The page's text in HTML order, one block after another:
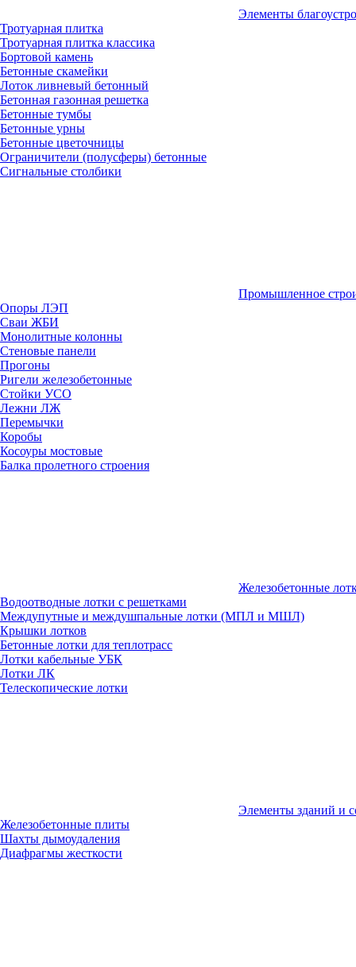
Элементы
Тротуарная плитка
Тротуарная плитка классика
Бортовой камень
Бетонные скамейки
Лоток ливневый бетонный
Бетонная газонная решетка
Бетонные тумбы
Бетонные урны
Бетонные цветочницы
Ограничители (полусферы) бетонные
Сигнальные столбики
Промышленное
Опоры ЛЭП
Сваи ЖБИ
Монолитные колонны
Стеновые панели
Прогоны
Ригели железобетонные
Стойки УСО
Лежни ЛЖ
Перемычки
Коробы
Косоуры мостовые
Балка пролетного строения
Железобетонные
Водоотводные лотки с решетками
Междупутные и междушпальные лотки (МПЛ и МШЛ)
Крышки лотков
Бетонные лотки для теплотрасс
Лотки кабельные УБК
Лотки ЛК
Телескопические лотки
Элементы зданий и
Железобетонные плиты
Шахты дымоудаления
Диафрагмы жесткости